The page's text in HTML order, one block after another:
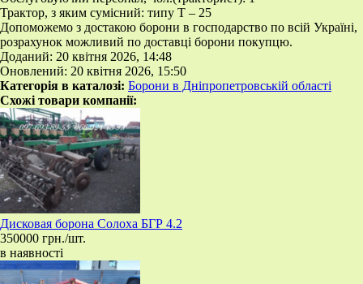
Трактор, з яким сумісний: типу Т – 25
Допоможемо з достакою борони в господарство по всій Україні,
розрахунок можливий по доставці борони покупцю.
Доданий: 20 квітня 2026, 14:48
Оновлений: 20 квітня 2026, 15:50
Категорія в каталозі: Борони в Дніпропетровській області
Схожі товари компанії:
​Дисковая борона Солоха БГР 4.2
350000 грн./шт.
в наявності